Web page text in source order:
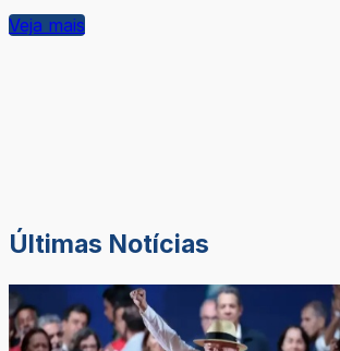
Veja mais
Últimas Notícias